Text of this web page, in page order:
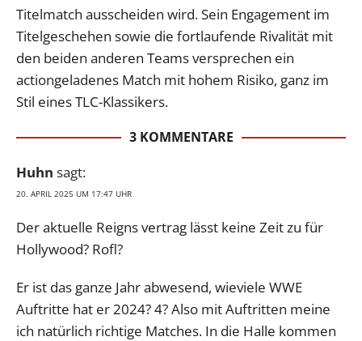
Titelmatch ausscheiden wird. Sein Engagement im
Titelgeschehen sowie die fortlaufende Rivalität mit
den beiden anderen Teams versprechen ein
actiongeladenes Match mit hohem Risiko, ganz im
Stil eines TLC-Klassikers.
3 KOMMENTARE
Huhn sagt:
20. APRIL 2025 UM 17:47 UHR
Der aktuelle Reigns vertrag lässt keine Zeit zu für
Hollywood? Rofl?
Er ist das ganze Jahr abwesend, wieviele WWE
Auftritte hat er 2024? 4? Also mit Auftritten meine
ich natürlich richtige Matches. In die Halle kommen